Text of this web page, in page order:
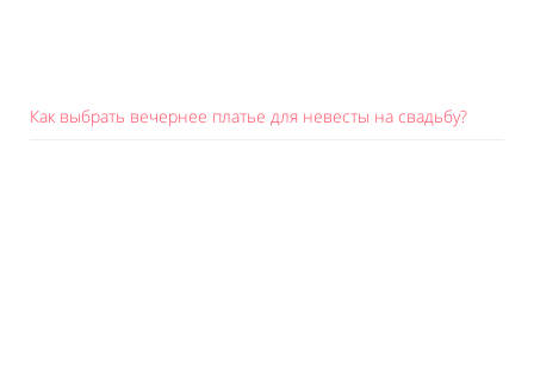
Как выбрать вечернее платье для невесты на свадьбу?